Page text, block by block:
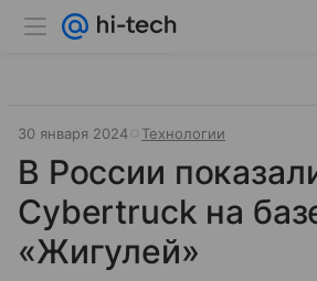
30 января 2024 Технологии
В России
Cybertruck на
«Жигулей»